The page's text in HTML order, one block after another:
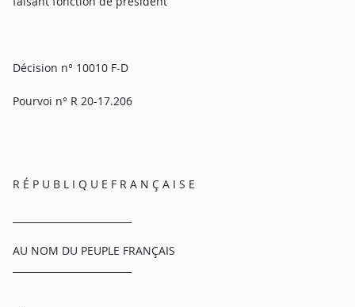
Décision n° 10010 F-D
Pourvoi n° R 20-17.206
R É P U B L I Q U E F R A N Ç A I S E
AU NOM DU PEUPLE FRANÇAIS